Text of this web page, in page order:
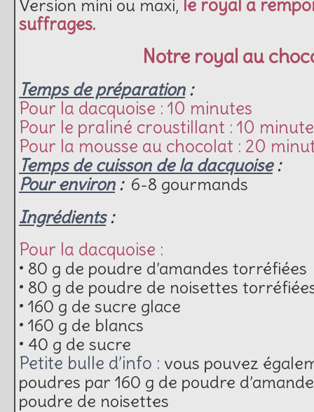
Version mini ou maxi, le royal a
suffrages.
Notre royal au
Temps de préparation :
Pour la dacquoise : 10 minutes
Pour le praliné croustillant : 10
Pour la mousse au chocolat : 20
Temps de cuisson de la dacquoise :
Pour environ : 6-8 gourmands
Ingrédients :
Pour la dacquoise :
• 80 g de poudre d’amandes torréfiées
• 80 g de poudre de noisettes
• 160 g de sucre glace
• 160 g de blancs
• 40 g de sucre
Petite bulle d’info : vous pouvez
poudres par 160 g de poudre
poudre de noisettes